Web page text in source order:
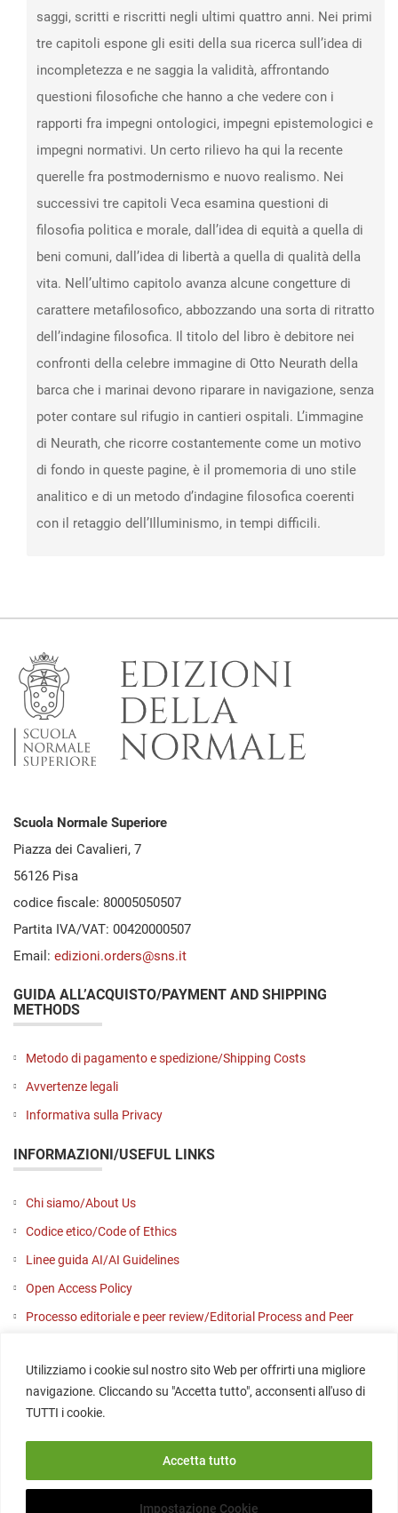
Utilizziamo i cookie sul nostro sito Web per offrirti una migliore
navigazione. Cliccando su "Accetta tutto", acconsenti all'uso di
TUTTI i cookie.
Impostazione Cookie
Accetta tutto
saggi, scritti e riscritti negli ultimi quattro anni. Nei primi
tre capitoli espone gli esiti della sua ricerca sull’idea di
incompletezza e ne saggia la validità, affrontando
questioni filosofiche che hanno a che vedere con i
rapporti fra impegni ontologici, impegni epistemologici e
impegni normativi. Un certo rilievo ha qui la recente
querelle fra postmodernismo e nuovo realismo. Nei
successivi tre capitoli Veca esamina questioni di
filosofia politica e morale, dall’idea di equità a quella di
beni comuni, dall’idea di libertà a quella di qualità della
vita. Nell’ultimo capitolo avanza alcune congetture di
carattere metafilosofico, abbozzando una sorta di ritratto
dell’indagine filosofica. Il titolo del libro è debitore nei
confronti della celebre immagine di Otto Neurath della
barca che i marinai devono riparare in navigazione, senza
poter contare sul rifugio in cantieri ospitali. L’immagine
di Neurath, che ricorre costantemente come un motivo
di fondo in queste pagine, è il promemoria di uno stile
analitico e di un metodo d’indagine filosofica coerenti
con il retaggio dell’Illuminismo, in tempi difficili.
Scuola Normale Superiore
Piazza dei Cavalieri, 7
56126 Pisa
codice fiscale: 80005050507
Partita IVA/VAT: 00420000507
Email: edizioni.orders@sns.it
GUIDA ALL’ACQUISTO/PAYMENT AND SHIPPING
METHODS
Metodo di pagamento e spedizione/Shipping Costs
Avvertenze legali
Informativa sulla Privacy
INFORMAZIONI/USEFUL LINKS
Chi siamo/About Us
Codice etico/Code of Ethics
Linee guida AI/AI Guidelines
Open Access Policy
Processo editoriale e peer review/Editorial Process and Peer
Contattaci/Contact us
SOCIAL